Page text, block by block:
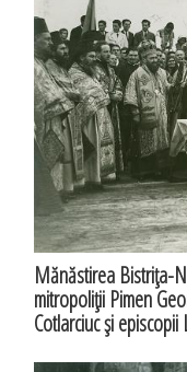
Mănăstirea Bistriţa-
mitropoliţii Pimen
Cotlarciuc şi